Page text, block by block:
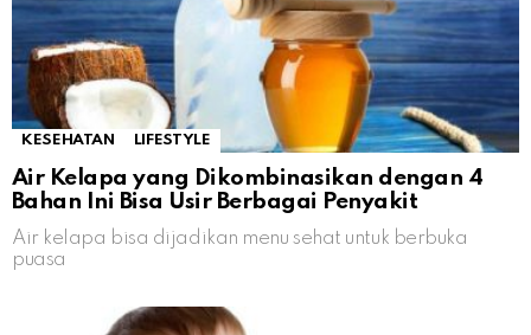
KESEHATAN LIFESTYLE
Air Kelapa yang Dikombinasikan dengan 4
Bahan Ini Bisa Usir Berbagai Penyakit
Air kelapa bisa dijadikan menu sehat untuk berbuka
puasa